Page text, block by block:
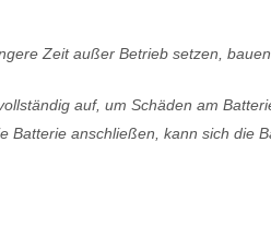
Zeit außer Betrieb setzen,
auf, um Schäden am
anschließen, kann sich die